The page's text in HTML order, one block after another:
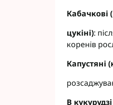
Кабачкові
цукіні):
коренів
Капустяні
В кукурудзі